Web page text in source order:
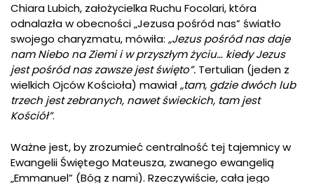
Chiara Lubich, założycielka Ruchu Focolari, która
odnalazła w obecności „Jezusa pośród nas” światło
swojego charyzmatu, mówiła: „Jezus pośród nas daje
nam Niebo na Ziemi i w przyszłym życiu… kiedy Jezus
jest pośród nas zawsze jest święto”. Tertulian (jeden z
wielkich Ojców Kościoła) mawiał„tam, gdzie dwóch lub
trzech jest zebranych, nawet świeckich, tam jest
Kościół”.
Ważne jest, by zrozumieć centralność tej tajemnicy w
Ewangelii Świętego Mateusza, zwanego ewangelią
„Emmanuel” (Bóg z nami). Rzeczywiście, cała jego